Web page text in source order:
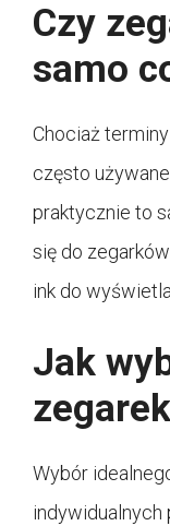
Czy
samo
Chociaż terminy
często
praktycznie to
się do
ink do
Jak
Wybór
indywidualnych